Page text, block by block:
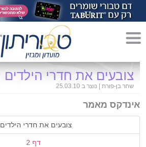
מדריך לגידול הורים»
לידה»
מתכונים לקטנטנים»
צובעים את חדרי הילדים
שחר בן-פורת | נוצר ב 25.03.10
אינדקס מאמר
צובעים את חדרי הילדים
דף 2